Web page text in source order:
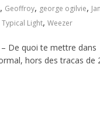
, Geoffroy, george ogilvie,
Typical Light, Weezer
– De quoi te mettre dans
hors des tracas de